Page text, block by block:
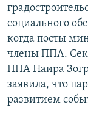
социального
когда посты
члены ППА.
ППА Наира
заявила, что
развитием